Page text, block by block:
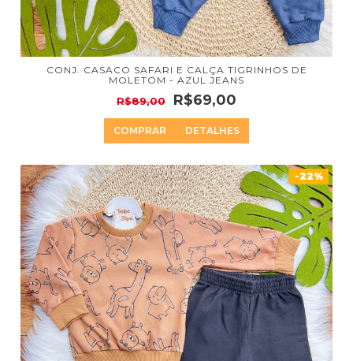
CONJ. CASACO SAFARI E CALÇA TIGRINHOS DE
MOLETOM - AZUL JEANS
R$89,00 R$69,00
COMPRAR DETALHES
-22%